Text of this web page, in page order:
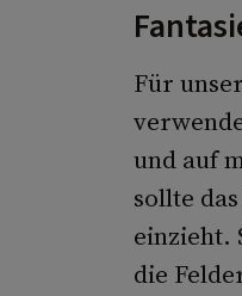
Für
und auf
sollte
einzieht.
die